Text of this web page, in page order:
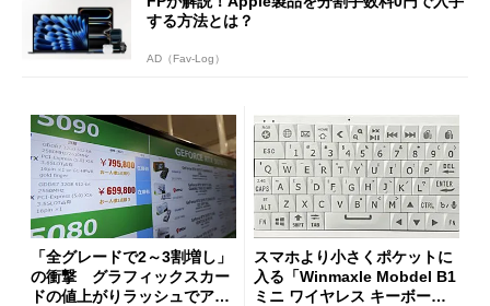
する方法とは？
AD（Fav-Log）
「全グレードで2～3割増し」
の衝撃 グラフィックスカー
ドの値上がりラッシュでアキ
スマホより小さくポケットに
入る「Winmaxle Mobdel B1
ミニ ワイヤレス キーボー